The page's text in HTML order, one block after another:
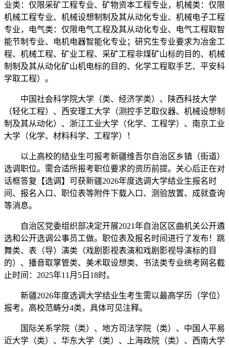
业类：仅限采矿工程专业、矿物资本工程专业，机械类：仅限
机械工程专业、机械设想制制及其从动化专业、机械电子工程
专业，电气类：仅限电气工程及其从动化专业、电气工程取智
能节制专业、电机电器智能化专业；研究生专业要求为冶金工
程、机械工程、矿业工程、采矿工程非煤矿山标的目的、机械
制制及其从动化矿山机电标的目的、化学工程取手艺、平安科
学取工程）。
中国社会科学院大学（类、经济学类）、陕西科技大学
（轻化工程）、西安理工大学（测控手艺取仪器、机械设想制
制及其从动化）、浙江工业大学（化学、工程学）、南京工业
大学（化学、材料科学、工程学）！
以上高校的结业生可报考新疆维吾尔自治区乡镇（街道）
选调职位。需合适所报考职位要求的资历前提。关心后正在对
话框答复【选调】可获新疆2026年度选调大学结业生报名时
间、报名入口、职位表等附件下载入口、测验放置、成就查询
等消息。
自治区党委组织部决定开展2021年自治区区曲机关公开遴
选和公开选调公事员工做。职位表及报名时间进行了发布！跳
舞类、表（导）演类（戏剧影视表演和戏剧影视导演标的目
的）、播音取掌管类、美术取设想类、书法类专业统考网名截
止时间：2025年11月5日18时。
新疆2026年度选调大学结业生考生需以最高学历（学位）
报考。高校范畴分4类，具体可见注释。
国际关系学院（类）、地方司法学院（类）、中国人平易
近大学（类）、华东大学（类）、上海政院（类）、西南大学